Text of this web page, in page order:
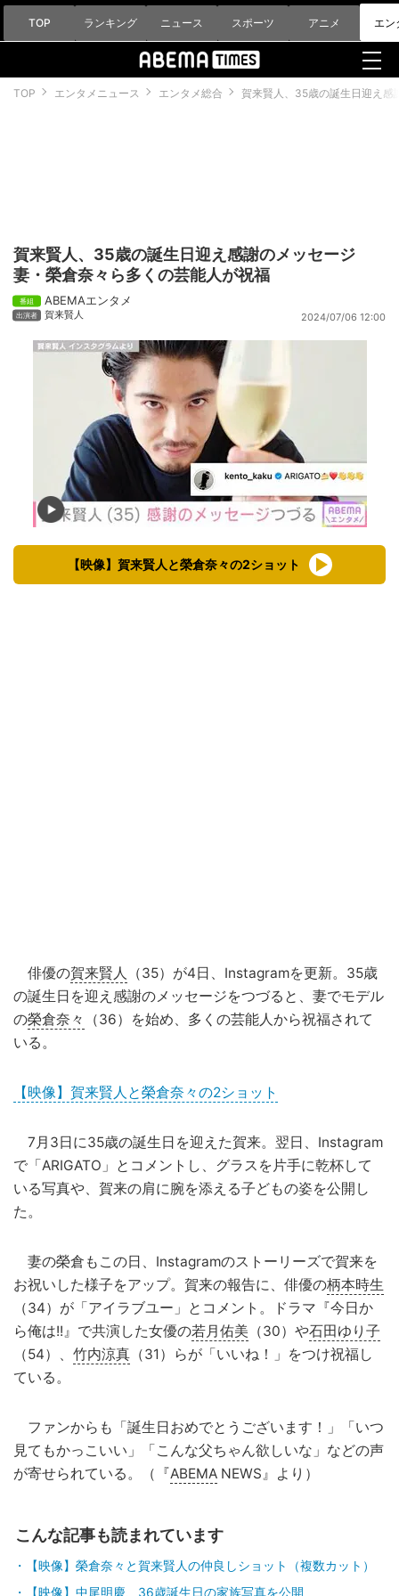
TOP ランキング ニュース スポーツ アニメ エン
TOP エンタメニュース エンタメ総合 賀来賢人、35歳の誕生日迎え感
賀来賢人、35歳の誕生日迎え感謝のメッセージ
妻・榮倉奈々ら多くの芸能人が祝福
ABEMAエンタメ
賀来賢人 2024/07/06 12:00
【映像】賀来賢人と榮倉奈々の2ショット
俳優の賀来賢人
（35）が4日、Instagramを更新。35歳
の誕生日を迎え感謝のメッセージをつづると、妻でモデル
の榮倉奈々
（36）を始め、多くの芸能人から祝福されて
いる。
【映像】賀来賢人と榮倉奈々の2ショット
7月3日に35歳の誕生日を迎えた賀来。翌日、Instagram
で「ARIGATO」とコメントし、グラスを片手に乾杯して
いる写真や、賀来の肩に腕を添える子どもの姿を公開し
た。
妻の榮倉もこの日、Instagramのストーリーズで賀来を
お祝いした様子をアップ。賀来の報告に、俳優の柄本時生
（34）が「アイラブユー」とコメント。ドラマ『今日か
ら俺は!!』で共演した女優の若月佑美 （30）や石田ゆり子
（54）、 竹内涼真 （31）らが「いいね！」をつけ祝福し
ている。
ファンからも「誕生日おめでとうございます！」「いつ
見てもかっこいい」「こんな父ちゃん欲しいな」などの声
が寄せられている。（『ABEMA NEWS』より）
こんな記事も読まれています
【映像】榮倉奈々と賀来賢人の仲良しショット（複数カット）
【映像】中尾明慶、36歳誕生日の家族写真を公開